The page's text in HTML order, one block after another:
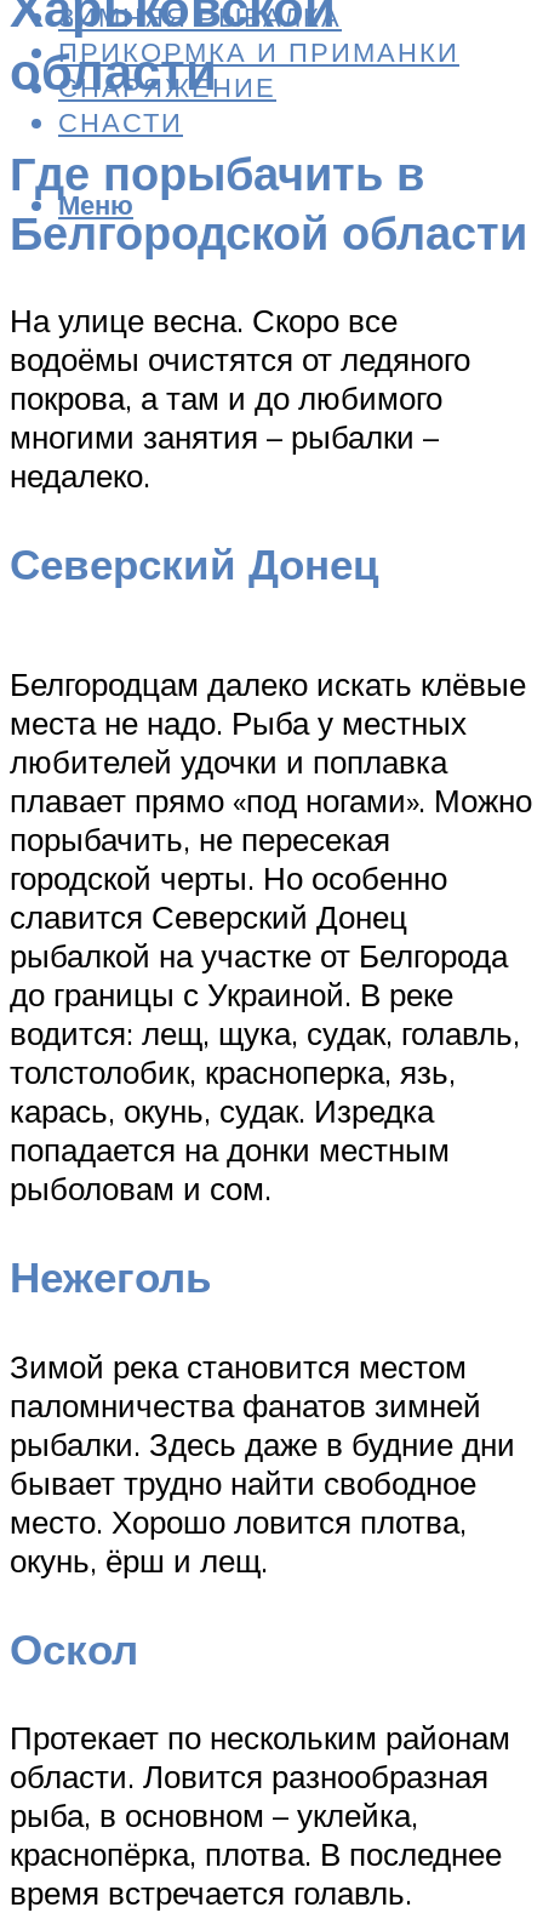
ЗИМНЯЯ РЫБАЛКА
ПРИКОРМКА И ПРИМАНКИ
СНАРЯЖЕНИЕ
СНАСТИ
Меню
области
Где порыбачить в
Белгородской области
На улице весна. Скоро все
водоёмы очистятся от ледяного
покрова, а там и до любимого
многими занятия – рыбалки –
недалеко.
Северский Донец
Белгородцам далеко искать клёвые
места не надо. Рыба у местных
любителей удочки и поплавка
плавает прямо «под ногами». Можно
порыбачить, не пересекая
городской черты. Но особенно
славится Северский Донец
рыбалкой на участке от Белгорода
до границы с Украиной. В реке
водится: лещ, щука, судак, голавль,
толстолобик, красноперка, язь,
карась, окунь, судак. Изредка
попадается на донки местным
рыболовам и сом.
Нежеголь
Зимой река становится местом
паломничества фанатов зимней
рыбалки. Здесь даже в будние дни
бывает трудно найти свободное
место. Хорошо ловится плотва,
окунь, ёрш и лещ.
Оскол
Протекает по нескольким районам
области. Ловится разнообразная
рыба, в основном – уклейка,
краснопёрка, плотва. В последнее
время встречается голавль.